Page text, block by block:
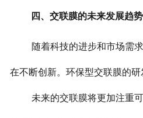
四、交联膜的未来发展趋势
随着科技的进步和市场需
在不断创新。环保型交联膜的研
未来的交联膜将更加注重